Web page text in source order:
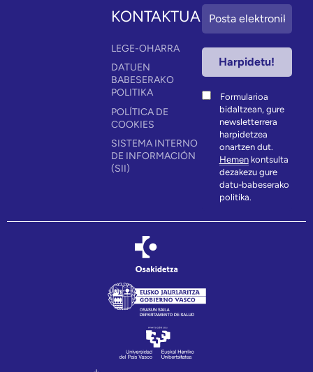
KONTAKTUA
LEGE-OHARRA
DATUEN
BABESERAKO
POLITIKA
POLÍTICA DE
COOKIES
SISTEMA INTERNO
DE INFORMACIÓN
(SII)
Formularioa
bidaltzean, gure
newsletterrera
harpidetzea
onartzen dut.
Hemenkontsulta
dezakezu gure
datu-babeserako
politika.